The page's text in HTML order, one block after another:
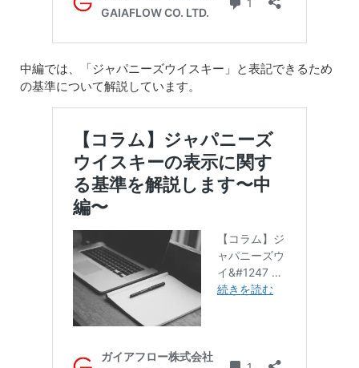
中編では、「ジャパニーズウイスキー」と表記できるため
の基準について解説しています。